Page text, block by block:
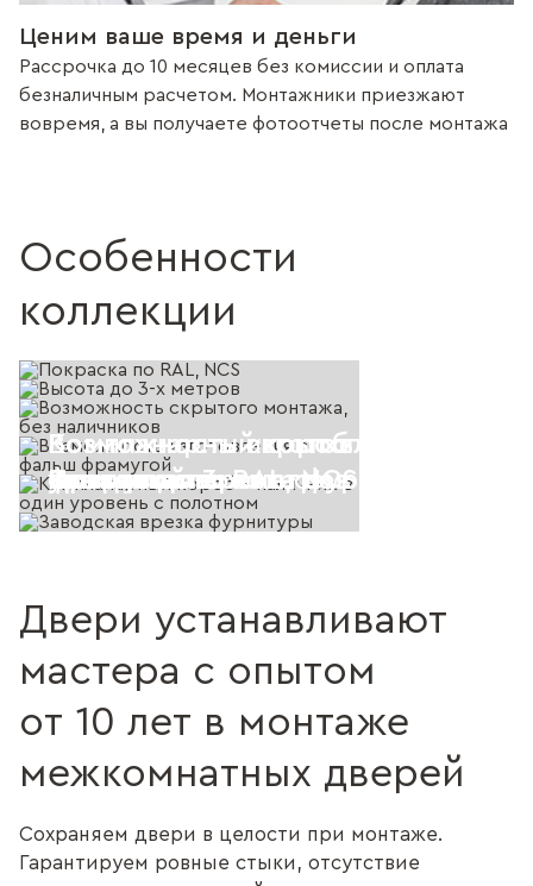
Ценим ваше время и деньги
Рассрочка до 10 месяцев без комиссии и оплата
безналичным расчетом. Монтажники приезжают
вовремя, а вы получаете фотоотчеты после монтажа
Особенности
коллекции
Покраска по RAL, NCS
Высота до 3-х метров
Возможность скрытого монтажа,
наличников
Возможность изготовления с
фрамугой
Компланарный короб - наличник
уровень с полотном
Заводская врезка фурнитуры
Двери устанавливают
мастера с опытом
от 10 лет в монтаже
межкомнатных дверей
Сохраняем двери в целости при монтаже.
Гарантируем ровные стыки, отсутствие